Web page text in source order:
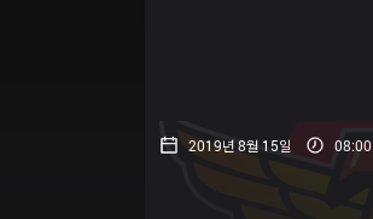
2019년 8월 15일 08:00